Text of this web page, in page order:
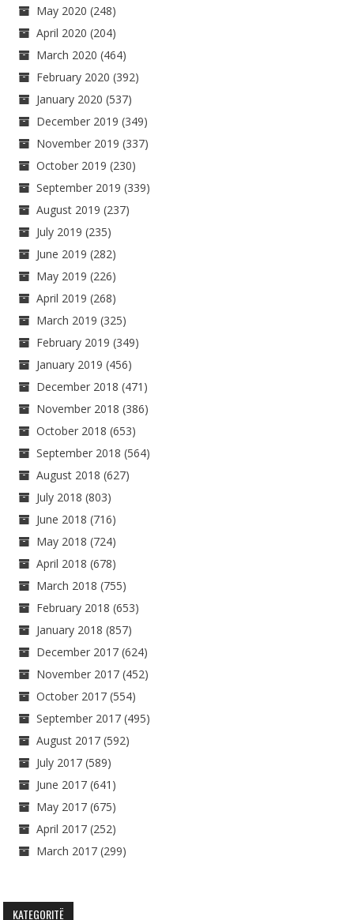
May 2020 (248)
April 2020 (204)
March 2020 (464)
February 2020 (392)
January 2020 (537)
December 2019 (349)
November 2019 (337)
October 2019 (230)
September 2019 (339)
August 2019 (237)
July 2019 (235)
June 2019 (282)
May 2019 (226)
April 2019 (268)
March 2019 (325)
February 2019 (349)
January 2019 (456)
December 2018 (471)
November 2018 (386)
October 2018 (653)
September 2018 (564)
August 2018 (627)
July 2018 (803)
June 2018 (716)
May 2018 (724)
April 2018 (678)
March 2018 (755)
February 2018 (653)
January 2018 (857)
December 2017 (624)
November 2017 (452)
October 2017 (554)
September 2017 (495)
August 2017 (592)
July 2017 (589)
June 2017 (641)
May 2017 (675)
April 2017 (252)
March 2017 (299)
KATEGORITË